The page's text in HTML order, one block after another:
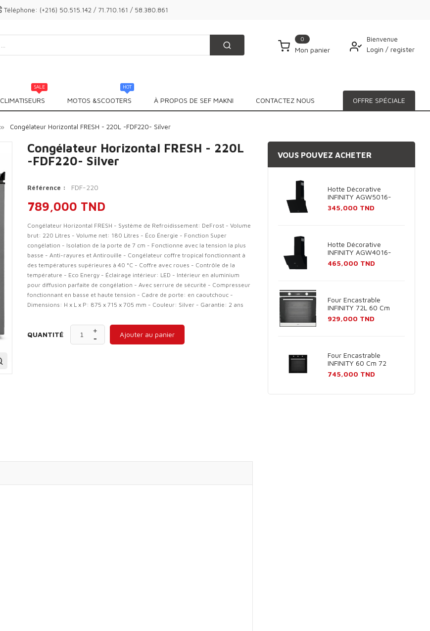
Téléphone: (+216) 50.515.142 / 71.710.161 / 58.380.861
0
Mon panier
Bienvenue
Login/ register
SALE
CLIMATISEURS
HOT
MOTOS &SCOOTERS À PROPOS DE SEF MAKNI CONTACTEZ NOUS OFFRE SPÉCIALE
Congélateur Horizontal FRESH - 220L -FDF220- Silver
Congélateur Horizontal FRESH - 220L
-FDF220- Silver
Référence : FDF-220
789,000 TND
Congélateur Horizontal FRESH - Système de Refroidissement: DeFrost - Volume
brut: 220 Litres - Volume net: 180 Litres - Éco Énergie - Fonction Super
congélation - Isolation de la porte de 7 cm - Fonctionne avec la tension la plus
basse - Anti-rayures et Antirouille - Congélateur coffre tropical fonctionnant à
des températures supérieures à 40 °C - Coffre avec roues - Contrôle de la
température - Eco Energy - Éclairage intérieur: LED - Intérieur en aluminium
pour diffusion parfaite de congélation - Avec serrure de sécurité - Compresseur
fonctionnant en basse et haute tension - Cadre de porte: en caoutchouc -
Dimensions: H x L x P: 875 x 715 x 705 mm - Couleur: Silver - Garantie: 2 ans
QUANTITÉ Ajouter au panier
VOUS POUVEZ ACHETER
Hotte Décorative
INFINITY AGW5016-
60B 60cm - Noir
Prix
345,000 TND
Hotte Décorative
INFINITY AGW4016-
60B 60cm - Noir
Prix
465,000 TND
Four Encastrable
INFINITY 72L 60 Cm
Inox
Prix
929,000 TND
Four Encastrable
INFINITY 60 Cm 72
Litres Noir
Prix
745,000 TND